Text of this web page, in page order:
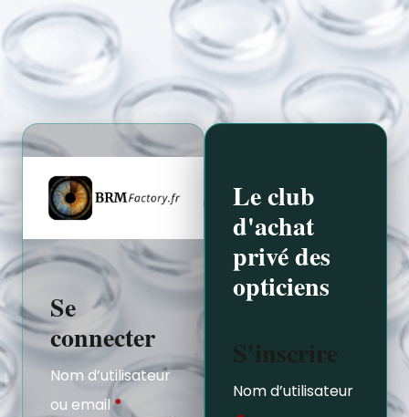
Se
connecter
Nom d’utilisateur
ou email*
Le club
d'achat
privé des
opticiens
S'inscrire
Nom d’utilisateur